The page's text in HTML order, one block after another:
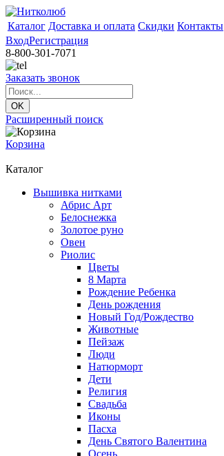
Каталог Доставка и оплата Скидки Контакты
ВходРегистрация
8-800-301-7071
Заказать звонок
Расширенный поиск
Корзина
Каталог
Вышивка нитками
Абрис Арт
Белоснежка
Золотое руно
Овен
Риолис
Цветы
8 Марта
Рождение Ребенка
День рождения
Новый Год/Рождество
Животные
Пейзаж
Люди
Натюрморт
Дети
Религия
Свадьба
Иконы
Пасха
День Святого Валентина
Осень